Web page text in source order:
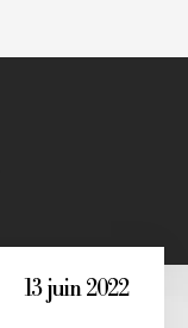
13 juin 2022